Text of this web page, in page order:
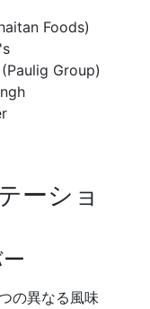
Foods)
Group)
ーショ
の異なる風味